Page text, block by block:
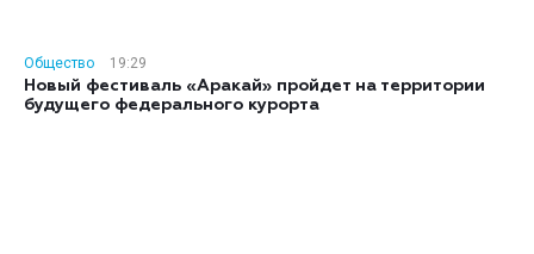
Общество
19:29
Новый фестиваль «Аракай» пройдет на территории
будущего федерального курорта